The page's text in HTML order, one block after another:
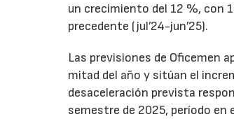
un crecimiento del 12 %, con
precedente (jul’24-jun’25).
Las previsiones de Oficemen
mitad del año y sitúan el
desaceleración prevista
semestre de 2025, período en